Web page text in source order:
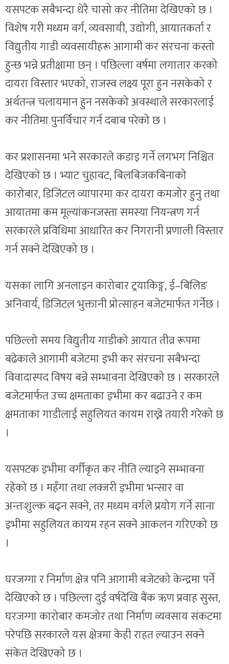
यसपटक सबैभन्दा धेरै चासो कर नीतिमा देखिएको छ ।
विशेष गरी मध्यम वर्ग, व्यवसायी, उद्योगी, आयातकर्ता र
विद्युतीय गाडी व्यवसायीहरू आगामी कर संरचना कस्तो
हुन्छ भन्ने प्रतीक्षामा छन् । पछिल्ला वर्षमा लगातार करको
दायरा विस्तार भएको, राजस्व लक्ष्य पूरा हुन नसकेको र
अर्थतन्त्र चलायमान हुन नसकेको अवस्थाले सरकारलाई
कर नीतिमा पुनर्विचार गर्न दबाब परेको छ ।
कर प्रशासनमा भने सरकारले कडाइ गर्ने लगभग निश्चित
देखिएको छ । भ्याट चुहावट, बिलबिजकबिनाको
कारोबार, डिजिटल व्यापारमा कर दायरा कमजोर हुनु तथा
आयातमा कम मूल्यांकनजस्ता समस्या नियन्त्रण गर्न
सरकारले प्रविधिमा आधारित कर निगरानी प्रणाली विस्तार
गर्न सक्ने देखिएको छ ।
यसका लागि अनलाइन कारोबार ट्रयाकिङ्ग, ई–बिलिङ
अनिवार्य, डिजिटल भुक्तानी प्रोत्साहन बजेटमार्फत गर्नेछ ।
पछिल्लो समय विद्युतीय गाडीको आयात तीव्र रूपमा
बढेकाले आगामी बजेटमा इभी कर संरचना सबैभन्दा
विवादास्पद विषय बन्ने सम्भावना देखिएको छ । सरकारले
बजेटमार्फत उच्च क्षमताका इभीमा कर बढाउने र कम
क्षमताका गाडीलाई सहुलियत कायम राख्ने तयारी गरेको छ
।
यसपटक इभीमा वर्गीकृत कर नीति ल्याइने सम्भावना
रहेको छ । महँगा तथा लक्जरी इभीमा भन्सार वा
अन्तःशुल्क बढ्न सक्ने, तर मध्यम वर्गले प्रयोग गर्ने साना
इभीमा सहुलियत कायम रहन सक्ने आकलन गरिएको छ
।
घरजग्गा र निर्माण क्षेत्र पनि आगामी बजेटको केन्द्रमा पर्ने
देखिएको छ । पछिल्ला दुई वर्षदेखि बैंक ऋण प्रवाह सुस्त,
घरजग्गा कारोबार कमजोर तथा निर्माण व्यवसाय संकटमा
परेपछि सरकारले यस क्षेत्रमा केही राहत ल्याउन सक्ने
संकेत देखिएको छ ।